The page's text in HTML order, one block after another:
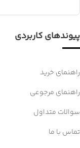
پیوندهای کاربردی
راهنمای خرید
راهنمای مرجوعی
سوالات متداول
تماس با ما